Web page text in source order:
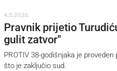
4.5.2026.
Pravnik prijetio
gulit zatvor"
PROTIV 38-godišnjaka je
što je zaključio sud.